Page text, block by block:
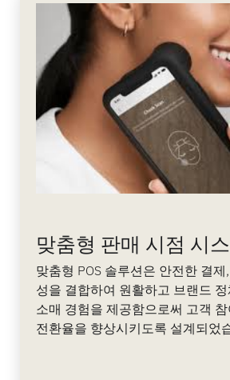
맞춤형 판매 시점 시
맞춤형 POS 솔루션은 안전한 결
성을 결합하여 원활하고 브랜드
소매 경험을 제공함으로써 고객
전환율을 향상시키도록 설계되었